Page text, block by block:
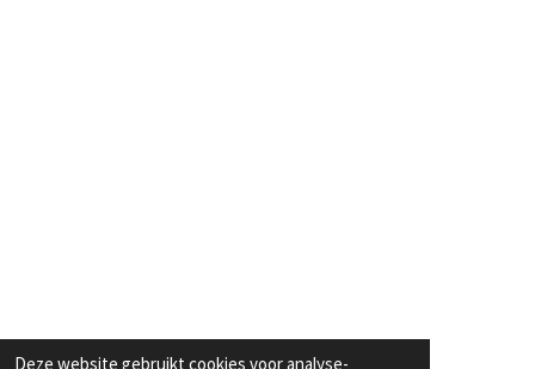
Deze website gebruikt cookies voor analyse-